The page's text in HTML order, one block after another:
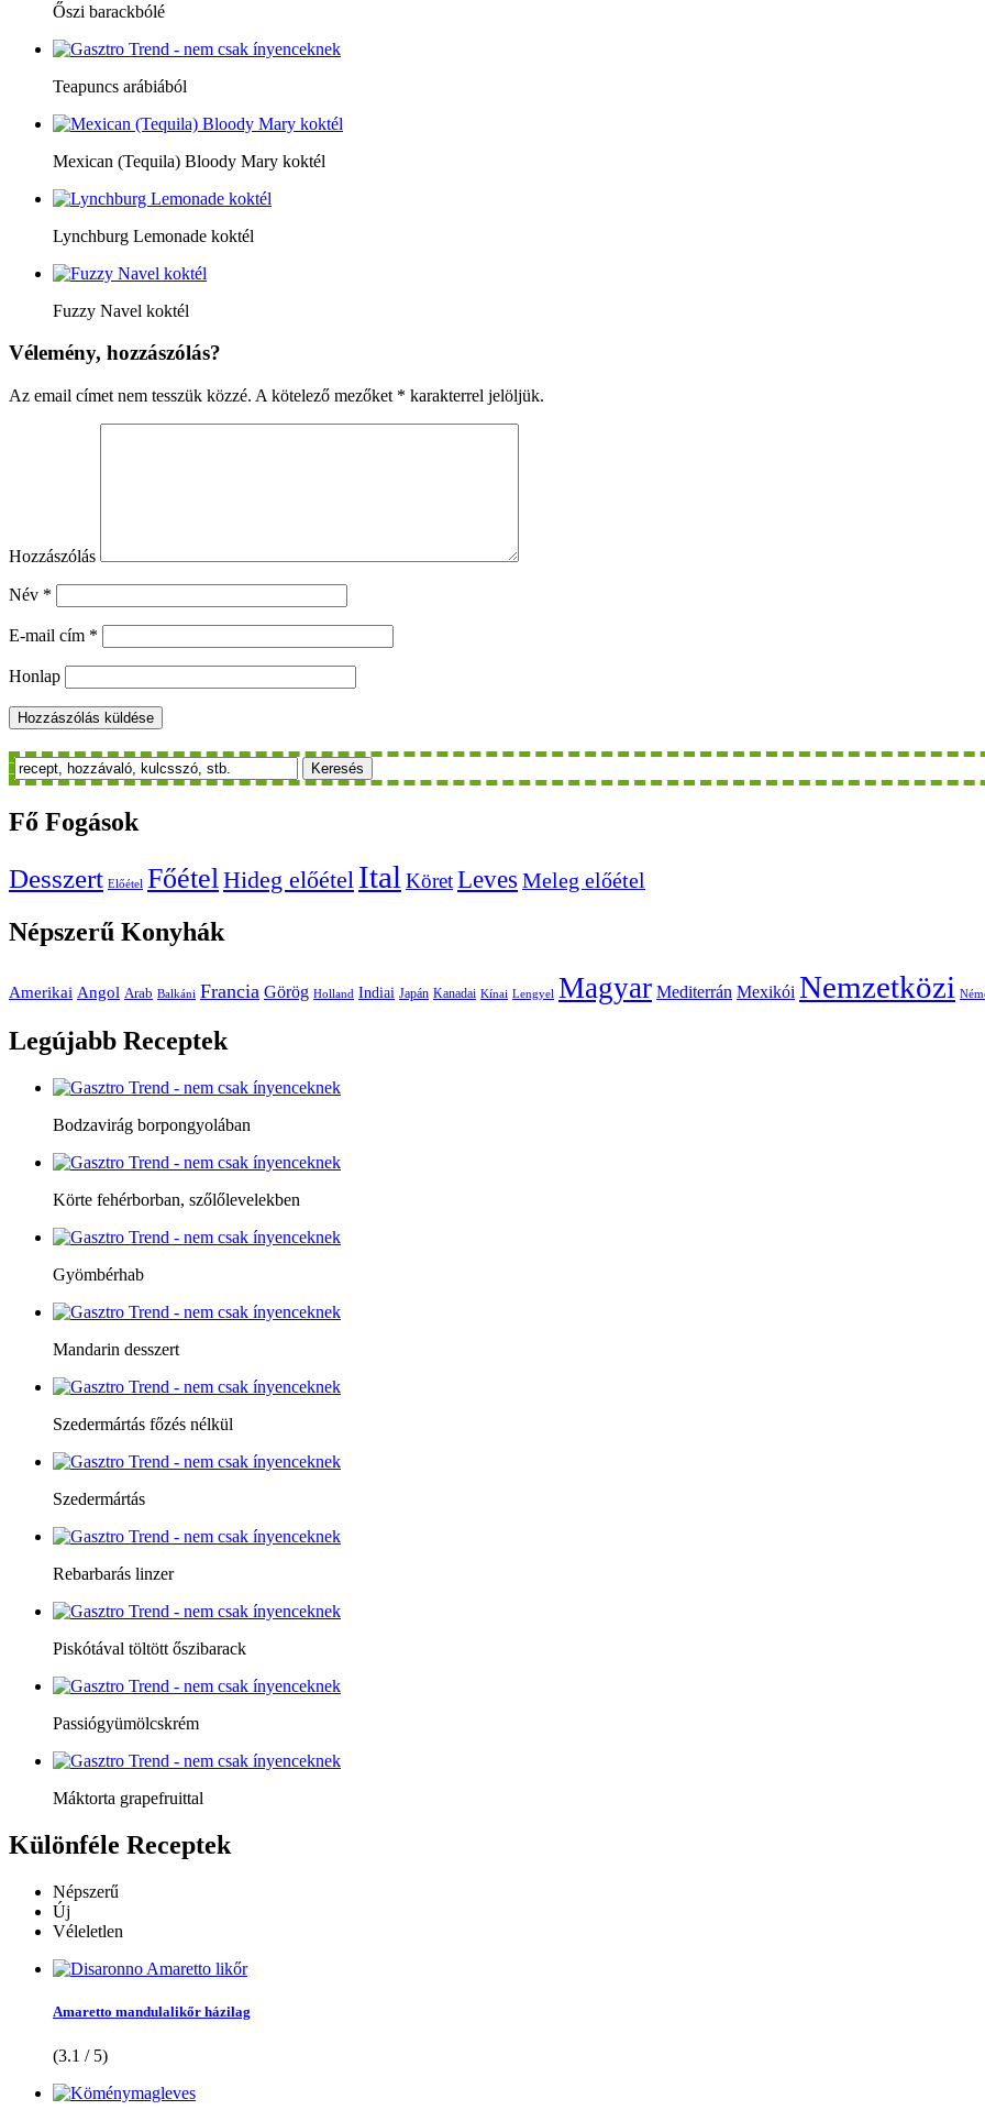
Őszi barackbólé
Teapuncs arábiából
Mexican (Tequila) Bloody Mary koktél
Lynchburg Lemonade koktél
Fuzzy Navel koktél
Vélemény, hozzászólás?
Az email címet nem tesszük közzé. A kötelező mezőket * karakterrel jelöljük.
Hozzászólás
Név *
E-mail cím *
Honlap
Keresés
Fő Fogások
Desszert Előétel Főétel Hideg előétel Ital KöretLeves Meleg előétel
Népszerű Konyhák
Amerikai Angol Arab Balkáni Francia Görög Holland Indiai Japán Kanadai Kínai Lengyel Magyar Mediterrán Mexikói Nemzetközi
Legújabb Receptek
Bodzavirág borpongyolában
Körte fehérborban, szőlőlevelekben
Gyömbérhab
Mandarin desszert
Szedermártás főzés nélkül
Szedermártás
Rebarbarás linzer
Piskótával töltött őszibarack
Passiógyümölcskrém
Máktorta grapefruittal
Különféle Receptek
Népszerű
Új
Véleletlen
Amaretto mandulalikőr házilag
(3.1 / 5)